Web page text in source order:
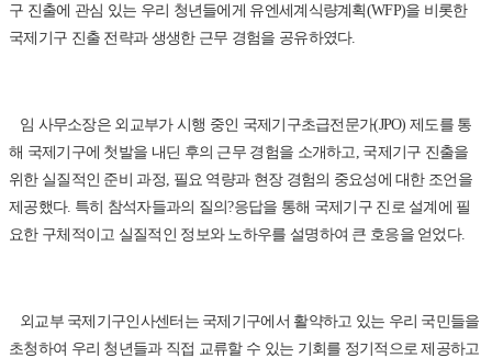
구 진출에 관심 있는 우리 청년들에게 유엔세계식량계획(WFP)을 비롯한
국제기구 진출 전략과 생생한 근무 경험을 공유하였다.
임 사무소장은 외교부가 시행 중인 국제기구초급전문가(JPO) 제도를 통
해 국제기구에 첫발을 내딘 후의 근무 경험을 소개하고, 국제기구 진출을
위한 실질적인 준비 과정, 필요 역량과 현장 경험의 중요성에 대한 조언을
제공했다. 특히 참석자들과의 질의?응답을 통해 국제기구 진로 설계에 필
요한 구체적이고 실질적인 정보와 노하우를 설명하여 큰 호응을 얻었다.
외교부 국제기구인사센터는 국제기구에서 활약하고 있는 우리 국민들을
초청하여 우리 청년들과 직접 교류할 수 있는 기회를 정기적으로 제공하고